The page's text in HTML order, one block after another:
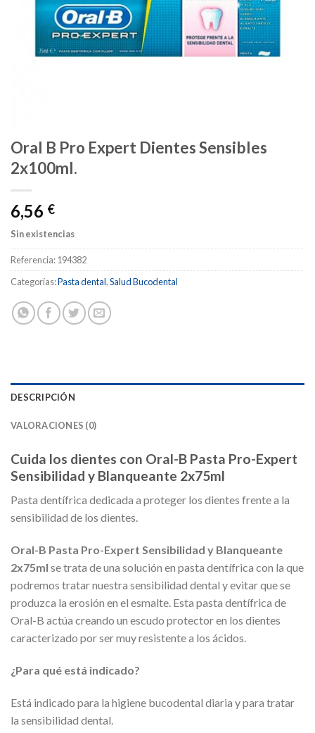
Oral B Pro Expert Dientes Sensibles
2x100ml.
6,56 €
Sin existencias
Referencia:194382
Categorías:Pasta dental,Salud Bucodental
DESCRIPCIÓN
VALORACIONES (0)
Cuida los dientes con Oral-B Pasta Pro-Expert
Sensibilidad y Blanqueante 2x75ml
Pasta dentífrica dedicada a proteger los dientes frente a la
sensibilidad de los dientes.
Oral-B Pasta Pro-Expert Sensibilidad y Blanqueante
2x75ml se trata de una solución en pasta dentífrica con la que
podremos tratar nuestra sensibilidad dental y evitar que se
produzca la erosión en el esmalte. Esta pasta dentífrica de
Oral-B actúa creando un escudo protector en los dientes
caracterizado por ser muy resistente a los ácidos.
¿Para qué está indicado?
Está indicado para la higiene bucodental diaria y para tratar
la sensibilidad dental.